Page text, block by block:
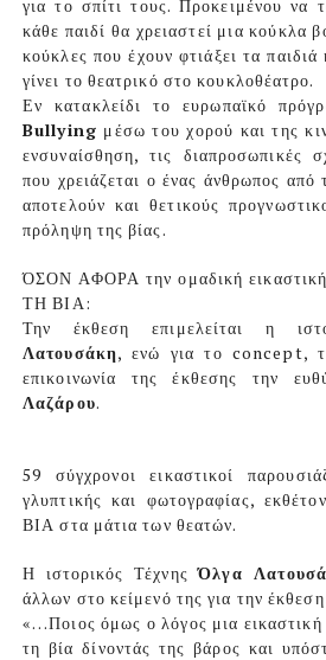
για το σπίτι τους. Προκειμένου να
κάθε παιδί θα χρειαστεί μια κούκλα
κούκλες που έχουν φτιάξει τα παιδιά
γίνει το θεατρικό στο κουκλοθέατρο.
Εν κατακλείδι το ευρωπαϊκό
Bullying μέσω του χορού και της
ενσυναίσθηση, τις διαπροσωπικές
που χρειάζεται ο ένας άνθρωπος από
αποτελούν και θετικούς
πρόληψη της βίας.
ΌΣΟΝ ΑΦΟΡΑ την ομαδική
ΤΗ ΒΙΑ:
Την έκθεση επιμελείται η
Λατουσάκη, ενώ για το concept,
επικοινωνία της έκθεσης την
Λαζάρου.
59 σύγχρονοι εικαστικοί
γλυπτικής και φωτογραφίας,
ΒΙΑ στα μάτια των θεατών.
Η ιστορικός ΤέχνηςΌλγα
άλλων στο κείμενό της για την
«…Ποιος όμως ο λόγος μια
τη βία δίνοντάς της βάρος και